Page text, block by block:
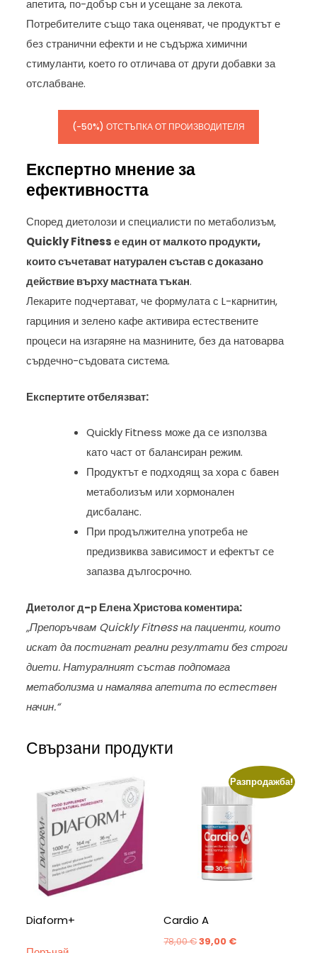
апетита, по-добър сън и усещане за лекота.
Потребителите също така оценяват, че продуктът е
без странични ефекти и не съдържа химични
стимуланти, което го отличава от други добавки за
отслабване.
(-50%) ОТСТЪПКА ОТ ПРОИЗВОДИТЕЛЯ
Експертно мнение за
ефективността
Според диетолози и специалисти по метаболизъм,
Quickly Fitness е един от малкото продукти,
които съчетават натурален състав с доказано
действие върху мастната тъкан.
Лекарите подчертават, че формулата с L-карнитин,
гарциния и зелено кафе активира естествените
процеси на изгаряне на мазнините, без да натоварва
сърдечно-съдовата система.
Експертите отбелязват:
Quickly Fitness може да се използва
като част от балансиран режим.
Продуктът е подходящ за хора с бавен
метаболизъм или хормонален
дисбаланс.
При продължителна употреба не
предизвиква зависимост и ефектът се
запазва дългосрочно.
Диетолог д-р Елена Христова коментира:
„Препоръчвам Quickly Fitness на пациенти, които
искат да постигнат реални резултати без строги
диети. Натуралният състав подпомага
метаболизма и намалява апетита по естествен
начин.“
Свързани продукти
Diaform+
Разпродажба!
Cardio A
78,00€Original
39,00 €Текущата